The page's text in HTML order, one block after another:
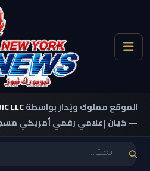
الموقع مملوك ويُدار بواسطةLLC
— كيان إعلامي رقمي أمريكي